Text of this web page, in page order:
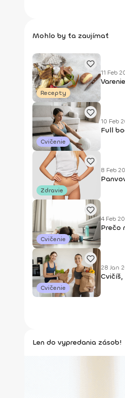
Mohlo by ťa zaujímať
Recepty
11 Feb
Cvičenie
10 Feb
Full
Zdravie
8 Feb
Cvičenie
4 Feb
Prečo
Cvičenie
28 Jan
Len do vypredania zásob!